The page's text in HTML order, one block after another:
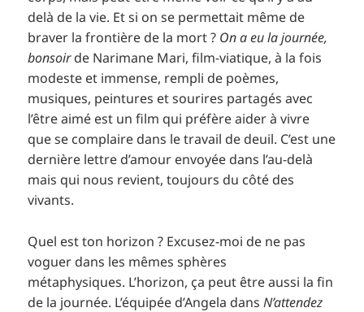
delà de la vie. Et si on se permettait même de
braver la frontière de la mort ? On a eu la journée,
bonsoirde Narimane Mari, film-viatique, à la fois
modeste et immense, rempli de poèmes,
musiques, peintures et sourires partagés avec
l’être aimé est un film qui préfère aider à vivre
que se complaire dans le travail de deuil. C’est une
dernière lettre d’amour envoyée dans l’au-delà
mais qui nous revient, toujours du côté des
vivants.
Quel est ton horizon ? Excusez-moi de ne pas
voguer dans les mêmes sphères
métaphysiques. L’horizon, ça peut être aussi la fin
de la journée. L’équipée d’Angela dansN’attendez